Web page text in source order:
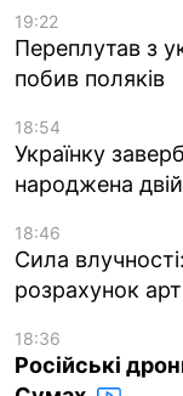
19:22
Переплутав з
побив поляків
18:54
Українку
народжена
18:46
Сила
розрахунок
18:36
Російські